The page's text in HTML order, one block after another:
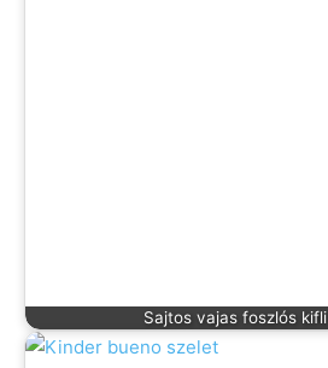
Sajtos vajas foszlós kifli